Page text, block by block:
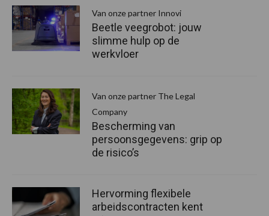
Van onze partner Innovi
Beetle veegrobot: jouw
slimme hulp op de
werkvloer
Van onze partner The Legal
Company
Bescherming van
persoonsgegevens: grip op
de risico’s
Hervorming flexibele
arbeidscontracten kent